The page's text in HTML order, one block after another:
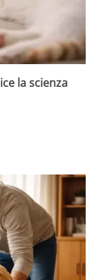
la scienza